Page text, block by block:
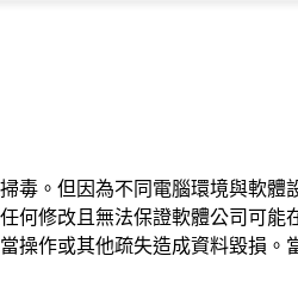
毒。但因為不同電腦環境與軟
修改且無法保證軟體公司可
作或其他疏失造成資料毀損